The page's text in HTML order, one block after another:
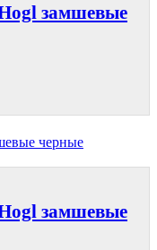
замшевые
замшевые